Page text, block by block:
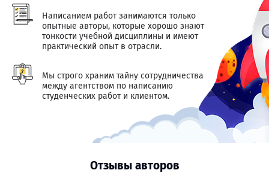
Написанием работ занимаются только
опытные авторы, которые хорошо знают
тонкости учебной дисциплины и имеют
практический опыт в отрасли.
Мы строго храним тайну сотрудничества
между агентством по написанию
студенческих работ и клиентом.
Отзывы авторов